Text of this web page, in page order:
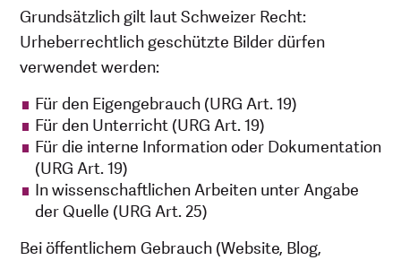
Grundsätzlich gilt laut Schweizer Recht:
Urheberrechtlich geschützte Bilder dürfen
verwendet werden:
Für den Eigengebrauch (URG Art. 19)
Für den Unterricht (URG Art. 19)
Für die interne Information oder Dokumentation
(URG Art. 19)
In wissenschaftlichen Arbeiten unter Angabe
der Quelle (URG Art. 25)
Bei öffentlichem Gebrauch (Website, Blog,